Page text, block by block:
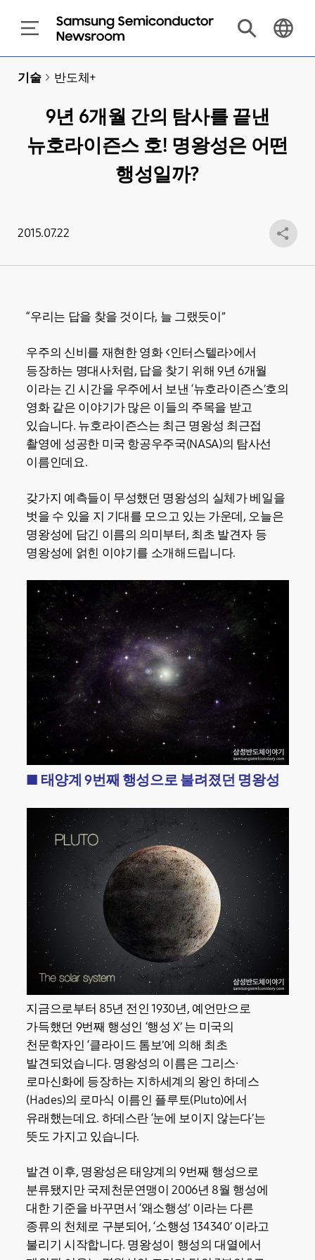
기술 > 반도체+
9년 6개월 간의 탐사를 끝낸
뉴호라이즌스 호! 명왕성은 어떤
행성일까?
2015.07.22
“우리는 답을 찾을 것이다, 늘 그랬듯이”
우주의 신비를 재현한 영화 <인터스텔라>에서
등장하는 명대사처럼, 답을 찾기 위해 9년 6개월
이라는 긴 시간을 우주에서 보낸 ‘뉴호라이즌스’호의
영화 같은 이야기가 많은 이들의 주목을 받고
있습니다. 뉴호라이즌스는 최근 명왕성 최근접
촬영에 성공한 미국 항공우주국(NASA)의 탐사선
이름인데요.
갖가지 예측들이 무성했던 명왕성의 실체가 베일을
벗을 수 있을 지 기대를 모으고 있는 가운데, 오늘은
명왕성에 담긴 이름의 의미부터, 최초 발견자 등
명왕성에 얽힌 이야기를 소개해드립니다.
■ 태양계 9번째 행성으로 불려졌던 명왕성
지금으로부터 85년 전인 1930년, 예언만으로
가득했던 9번째 행성인 ‘행성 X’ 는 미국의
천문학자인 ‘클라이드 톰보’에 의해 최초
발견되었습니다. 명왕성의 이름은 그리스·
로마신화에 등장하는 지하세계의 왕인 하데스
(Hades)의 로마식 이름인 플루토(Pluto)에서
유래했는데요. 하데스란 ‘눈에 보이지 않는다’는
뜻도 가지고 있습니다.
발견 이후, 명왕성은 태양계의 9번째 행성으로
분류됐지만 국제천문연맹이 2006년 8월 행성에
대한 기준을 바꾸면서 ‘왜소행성’ 이라는 다른
종류의 천체로 구분되어, ‘소행성 134340’ 이라고
불리기 시작합니다. 명왕성이 행성의 대열에서